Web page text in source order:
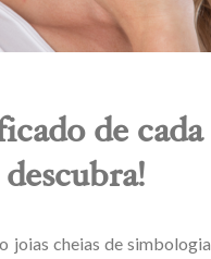
de cada
joias cheias de simbologia